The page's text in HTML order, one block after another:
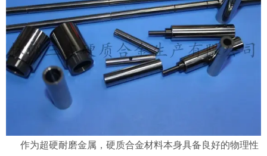
作为超硬耐磨金属，硬质合金材料本身具备良好的物理性